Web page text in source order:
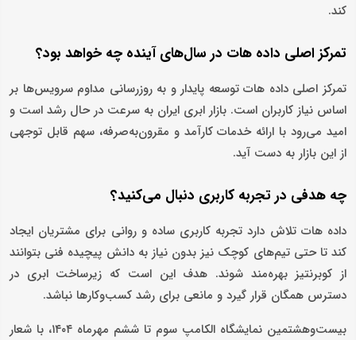
کند.
تمرکز اصلی داده هات در سال‌های آینده چه خواهد بود؟
تمرکز اصلی داده هات توسعه پایدار و به‌ روزرسانی مداوم سرویس‌ها بر
اساس نیاز کاربران است. بازار ابری ایران به سرعت در حال رشد است و
امید می‌رود با ارائه خدمات کارآمد و مقرون‌به‌صرفه، سهم قابل توجهی
از این بازار به دست آید.
چه هدفی در تجربه کاربری دنبال می‌کنید؟
داده هات تلاش دارد تجربه کاربری ساده و روانی برای مشتریان ایجاد
کند تا حتی تیم‌های کوچک نیز بدون نیاز به دانش پیچیده فنی بتوانند
از کوبرنتیز بهره‌مند شوند. هدف این است که زیرساخت ابری در
دسترس همگان قرار گیرد و مانعی برای رشد کسب‌وکارها نباشد.
بیست‌وهشتمین نمایشگاه الکامپ سوم تا ششم مهرماه ۱۴۰۴، با شعار